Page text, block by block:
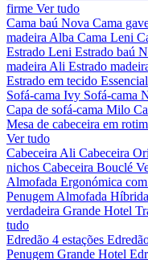
firme Ver tudo
Cama baú Nova Cama
madeira Alba Cama Leni
Estrado Leni Estrado baú
madeira Ali Estrado
Estrado em tecido Essencial
Sofá-cama Ivy Sofá-cama
Capa de sofá-cama Milo
Mesa de cabeceira em
Ver tudo
Cabeceira Ali Cabeceira
nichos Cabeceira Bouclé
Almofada Ergonómica
Penugem Almofada Híbrida
verdadeira Grande Hotel
tudo
Edredão 4 estações
Penugem Grande Hotel